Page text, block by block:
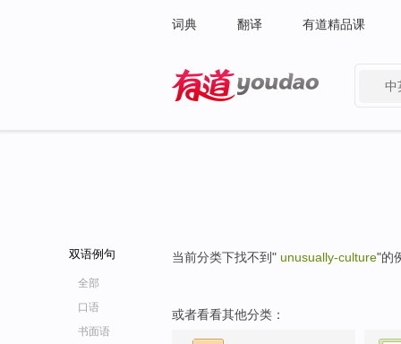
词典 翻译 有道精品课
中
双语例句
全部
口语
书面语
当前分类下找不到" unusually-culture"的
或者看看其他分类：